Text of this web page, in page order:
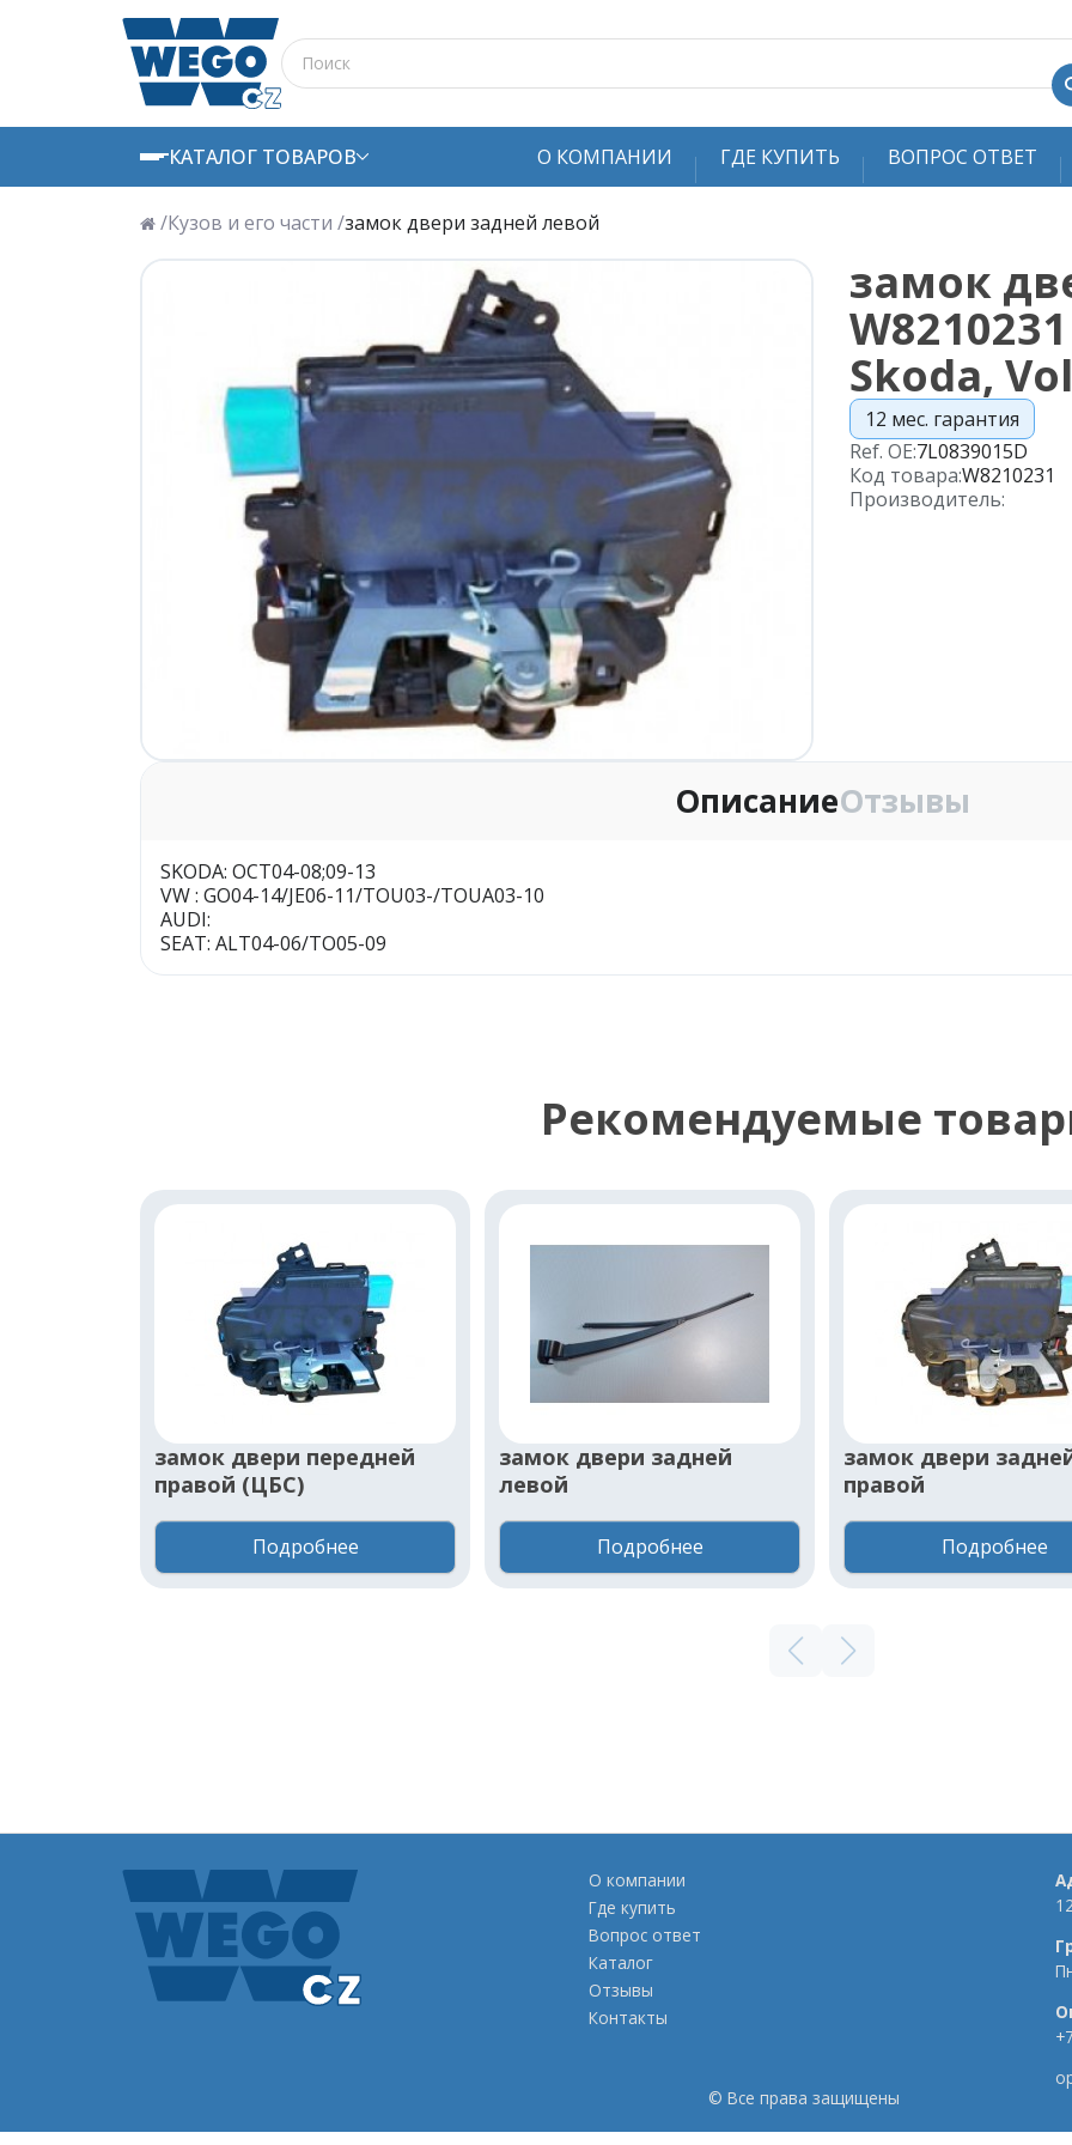
КАТАЛОГ ТОВАРОВ О КОМПАНИИ ГДЕ КУПИТЬ ВОПРОС ОТВЕТ
/Кузов и его части /замок двери задней левой
замок
Skoda,
12 мес. гарантия
Ref. OE:7L0839015D
Код товара:W8210231
Производитель:
ОписаниеОтзывы
SKODA: OCT04-08;09-13
VW : GO04-14/JE06-11/TOU03-/TOUA03-10
AUDI:
SEAT: ALT04-06/TO05-09
Рекомендуемые
замок двери передней
правой (ЦБС)
Подробнее
замок двери задней
левой
Подробнее
замок двери
правой
Подробнее
О компании
Где купить
Вопрос ответ
Каталог
Отзывы
Контакты
© Все права защищены